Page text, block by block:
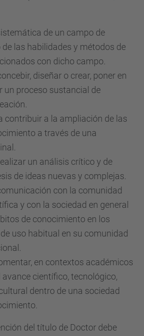
de un campo de
las habilidades y métodos de
con dicho campo.
diseñar o crear, poner en
un proceso sustancial de
contribuir a la ampliación de las
a través de una
un análisis crítico y de
de ideas nuevas y complejas.
con la comunidad
y con la sociedad en general
de conocimiento en los
uso habitual en su comunidad
en contextos académicos
científico, tecnológico,
dentro de una sociedad
del título de Doctor debe